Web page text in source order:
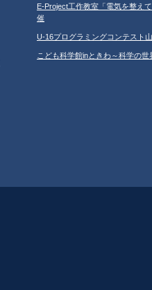
E-Project工作教室「電気を整え
催
U-16プログラミングコンテスト
こども科学館inときわ～科学の